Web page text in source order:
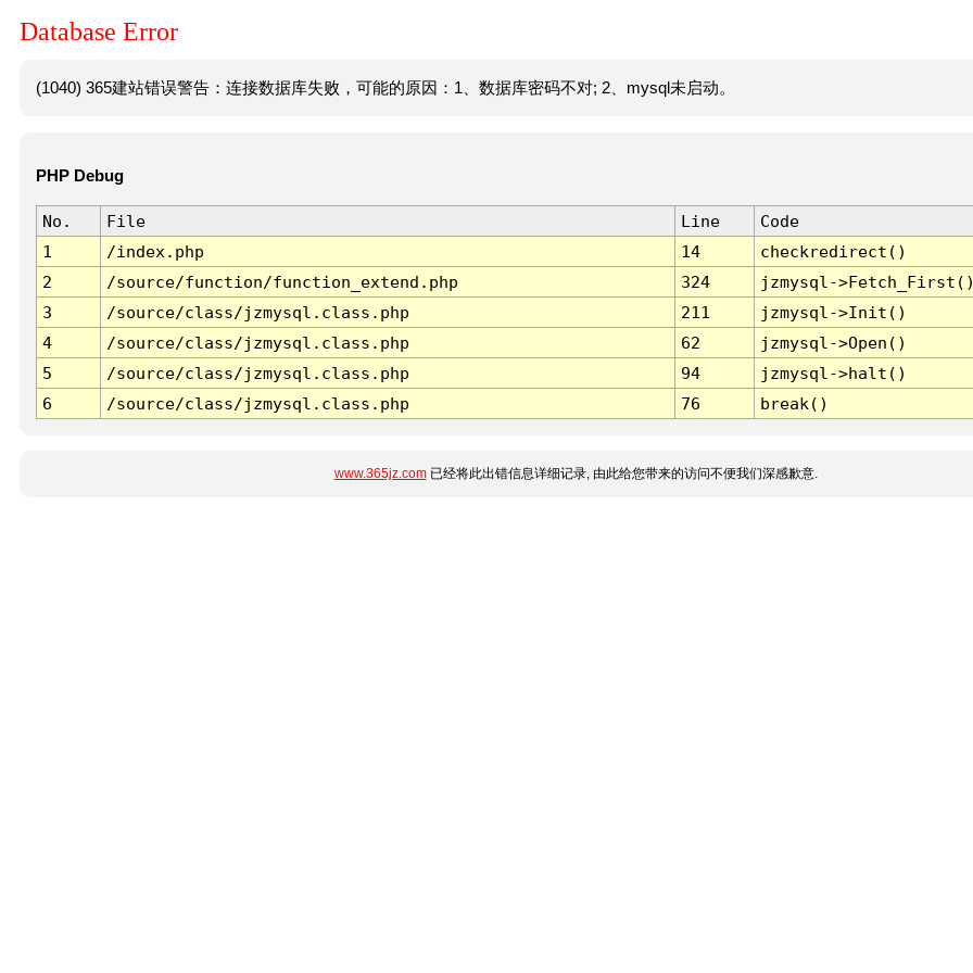
Database Error
(1040) 365建站错误警告：连接数据库失败，可能的原因：1、数据库密码不对; 2、mysql未启动。
PHP Debug
No. File Line
Code
1
/index.php 14
checkredirect()
2
/source/function/function_extend.php 324
jzmysql-
3
/source/class/jzmysql.class.php 211
jzmysql->Init()
4
/source/class/jzmysql.class.php 62
jzmysql->Open()
5
/source/class/jzmysql.class.php 94
jzmysql->halt()
6
/source/class/jzmysql.class.php 76 break()
www.365jz.com已经将此出错信息详细记录, 由此给您带来的访问不便我们深感歉意.